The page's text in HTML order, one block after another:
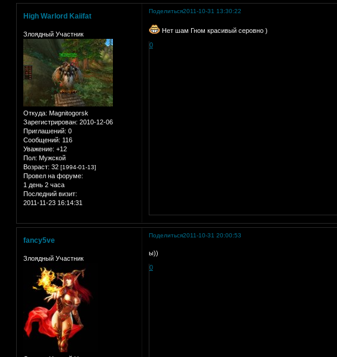
Поделиться2011-10-31 13:30:22
High Warlord Kaiifat
Злоядный Участник
Откуда: Magnitogorsk
Зарегистрирован: 2010-12-06
Приглашений: 0
Сообщений: 116
Уважение: +12
Пол: Мужской
Возраст: 32 [1994-01-13]
Провел на форуме:
1 день 2 часа
Последний визит:
2011-11-23 16:14:31
Нет шам Гном красивый серовно )
0
Поделиться2011-10-31 20:00:53
fancy5ve
Злоядный Участник
ы))
0